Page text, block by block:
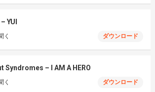
YUI
く ダウンロード
Syndromes – I AM A HERO
く ダウンロード